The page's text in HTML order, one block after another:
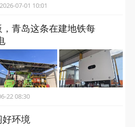
潍坊生态环境局高密分局 2026-07-01 10:01
青岛这条在建地铁每
闻 2026-06-22 08:30
环境